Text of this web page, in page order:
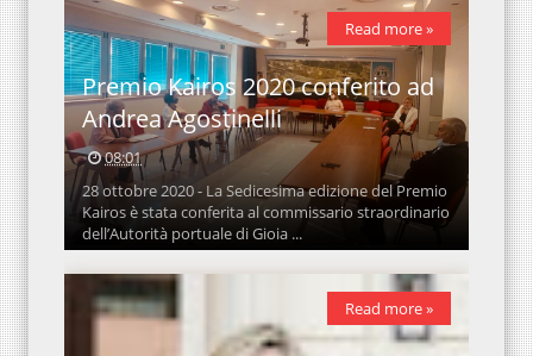
Premio Kairos 2020 conferito ad
Andrea Agostinelli
08:01
28 ottobre 2020 - La Sedicesima edizione del Premio
Kairos è stata conferita al commissario straordinario
dell’Autorità portuale di Gioia ...
Read more »
Read more »